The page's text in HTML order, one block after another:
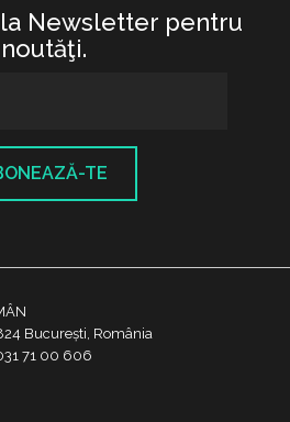
Newsletter pentru
noutăţi.
TE
București, România
71 00 606